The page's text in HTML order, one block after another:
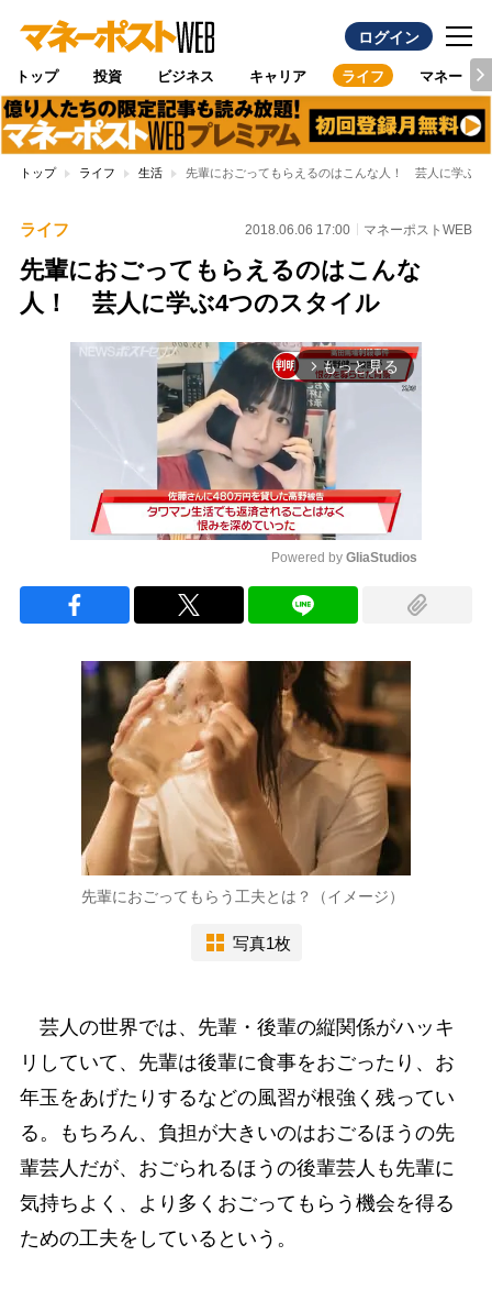
ログイン
トップ 投資 ビジネス キャリア ライフ マネー
トップ ライフ 生活 先輩におごってもらえるのはこんな人！ 芸人に学ぶ4
ライフ 2018.06.06 17:00 マネーポストWEB
先輩におごってもらえるのはこんな
人！ 芸人に学ぶ4つのスタイル
arrow_forward_ios もっと見る
Powered by GliaStudios
先輩におごってもらう工夫とは？（イメージ）
写真1枚
芸人の世界では、先輩・後輩の縦関係がハッキ
リしていて、先輩は後輩に食事をおごったり、お
年玉をあげたりするなどの風習が根強く残ってい
る。もちろん、負担が大きいのはおごるほうの先
輩芸人だが、おごられるほうの後輩芸人も先輩に
気持ちよく、より多くおごってもらう機会を得る
ための工夫をしているという。